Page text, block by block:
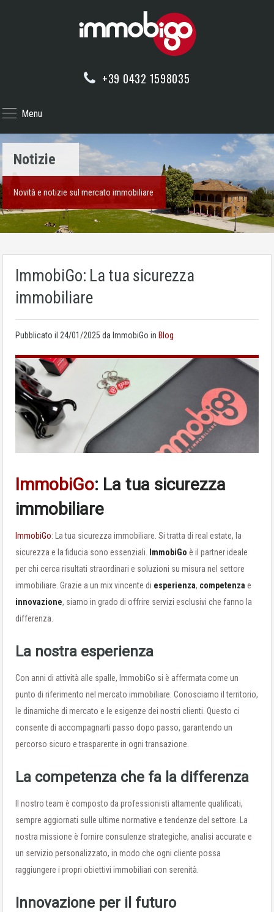
+39 0432 1598035
Menu
Notizie
Novità e notizie sul mercato immobiliare
ImmobiGo: La tua sicurezza
immobiliare
Pubblicato il 24/01/2025 da ImmobiGo in Blog
ImmobiGo: La tua sicurezza
immobiliare
ImmobiGo: La tua sicurezza immobiliare. Si tratta di real estate, la
sicurezza e la fiducia sono essenziali.
ImmobiGo è il partner ideale
per chi cerca risultati straordinari e soluzioni su misura nel settore
immobiliare. Grazie a un mix vincente di esperienza, competenza e
innovazione, siamo in grado di offrire servizi esclusivi che fanno la
differenza.
La nostra esperienza
Con anni di attività alle spalle, ImmobiGo si è affermata come un
punto di riferimento nel mercato immobiliare. Conosciamo il territorio,
le dinamiche di mercato e le esigenze dei nostri clienti. Questo ci
consente di accompagnarti passo dopo passo, garantendo un
percorso sicuro e trasparente in ogni transazione.
La competenza che fa la differenza
Il nostro team è composto da professionisti altamente qualificati,
sempre aggiornati sulle ultime normative e tendenze del settore. La
nostra missione è fornire consulenze strategiche, analisi accurate e
un servizio personalizzato, in modo che ogni cliente possa
raggiungere i propri obiettivi immobiliari con serenità.
Innovazione per il futuro